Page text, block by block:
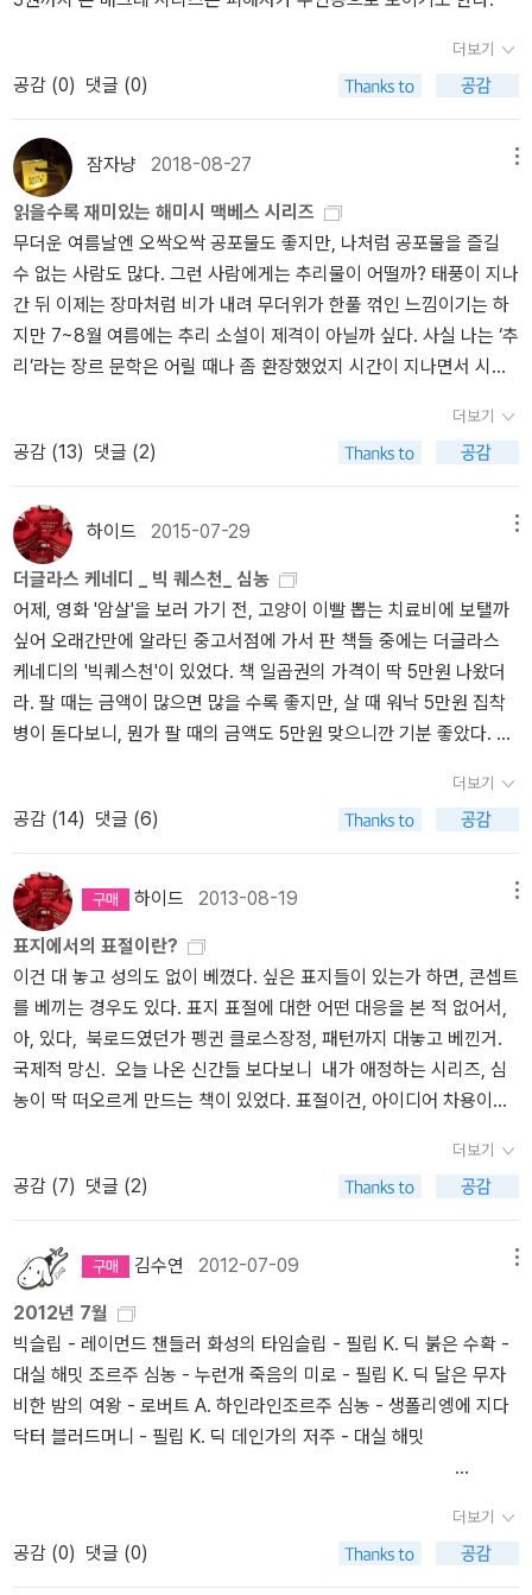
곳곳을 차지하고 있는 것이 놀랍다. 아무튼 여기서도 영어의 힘이 느
껴진다고 말하면 과장일까. 『누런 개(Le Chien jaune)』는 1931년에
수 있다. Une nuit, Michoux lui dicte une lettre, sans lui dire à qu
n dans une maison inhabitée, à onze heures du soir... Elle écri
t... Une fille de salle !... Vous comprenez ?... Léon Le Guérec n
e s’est pas trompé... Michoux a peur !... Il sent sa vie en dange
r... Il veut supprimer l’ennemi qui rôde... Mais c’est un lâche !...
Il a éprouvé le besoin de me le crier lui-même !... Il se cachera
derrière une porte, dans un corridor, après avoir fait parvenir la
lettre à sa victime en l’attachant par une ficelle au cou du chie
n... Est-ce que Léon se méfiera ?... Est-ce qu’il ne voudra pas
revoir malgré tout son ancienne fiancée ?... Au moment où il fr
appera à la porte, il suffira de tirer à travers la boîte aux lettre
s, de fuir par la ruelle... Et le crime restera d’autant plus un mys
tère que nul ne reconnaîtra la victime !... Mais je vous jure que
je ne vous aurais pas laissé boire... Du moins, je ne crois pa
s... Elle sanglotait. Léon, maladroitement, lui tapotait le genou
pour la calmer. — Je ne pourrai jamais vous remercier, commi
ssaire, criait-elle entre ses sanglots... Ce que vous avez fait
c’est... c’est... je ne trouve pas le mot... c’est tellement merveil
leux !...
로나 이전의 생활비로 모든 걸 해결하면서도 더 나은 환경에서 잘 지
내고 있으니 다행이라고 해야 하나? 시작부터 2/4분기 초입까지는
괜찮았으니 이렇게 여러 방면에서 상황이 나빠지면 결국 모든 비즈니
스가 다시 어려워질 수 밖에 없다. 이미 client들을 통해 이런 저런 소
식을 들어보면 중소상공인들은 다시 큰 어려움을 겪고 있다고 한다.
기실 작년에 구제금융의 힘이 남아있을때 바이든 행정부의 Build Bac
k America가 제대로 실현을 됐었더라면 어땠을까 하는 아쉬움이 있
다. 한국이나 미국이나 수박들이 일을 망치는 건 매한가지인 듯. 어렵
게 다수당을 만들어 준 유권자들은 실망스럽기 그지 없게도 상원의
수박 두 마리가 번번히 개혁의 발목을 잡은 끝에 이미 행정부 2년차
로 들어온 지금 급작스러운 경제위기와 함께 바이든 행정부의 힘은
거의 다 빠진 것 같다. 11월의 총선에서 압도적인 공화당의 지지세가
발을 꽁꽁 묶어두고 이를 다시 2년 후 대선을 위한 포석으로 사용하
급진파가 아니면 목소리를 내지 못하는 꼴이니 희망이 없다. 그저 남
은 10-15년 열심히 아끼고 투자해서 이 무간지옥인지 나선미궁인지
모를 곳을 떠나는 것만이 목표가 되어버린 나의 모습을 생각하니 뭔
가 서글프기도 하고 답답하기도 한 것이 표현이 안 된다. 판형의 크기
나 두께가 딱 옛날 계림사 문고에서 부록으로 받은 셜록 홈즈 모음집
의 낱 권 하나를 떠올리게 한다. 방송작가로도 일한 경력이 있는 작가
가 쓴 수 많은 셜록 홈즈의 팬소설. 최대한 어투와 구성을 원전에 가깝
게 해준 덕분에 읽으면서 어색하게 느껴지는 부분이 없고 약각은 엉
성한 추리까지도 전형적인 홈즈의 소설 그대로의 맛이 있다. 작품도
많고 어떤 건 구할 수 없지만 종종 몇 권씩 주문해서 심심할 때다가 하
나씩 읽으면 좋겠지 싶다. 브람 스토커를 모방한 살인사건에서의 의
외성은 나름 기발했고 완전범죄를 꿈꾸던 사기꾼이 홈즈가 나타났음
에도 대담하게 일을 꾸미다가 탈탈 털리는 Yule-Tide 미스테리도 나
쁘지 않았다. 무엇이 이 괴짜 아재를 젊은 시절부터 영국에 빠져들게
했을까. 젊을 때 영국으로 와서 일을 하며 살다가 다시 미국으로 돌아
갔다가 늙어서 다시 영국으로 이주를 해버린 그가 보고 느낀 영국의
모든 걸 그의 인생에서 시간차를 두고 변한 모습에 대한 추억까지 함
께 읽을 수 있다. 영국이라고 하면 펍, 축구, 홈즈, 여왕, 처칠 같은 것
들이 떠오르는 것이 고작인 나에게는 빌 브라이슨처럼 여행을 많이
하고 많이 보고 걷고 들어본 사람의 삶은 부러움의 대상일 수 밖에 없
다. 늘 책 바깥의 세상을 꿈꾸고 있다고 말하고 다니지만 서재활동을
기준으로 해도 벌써 십 년이 넘도록 그런 점에서 나의 삶은 변한 것이
치가 바뀌어 버리는 듯한 것이 요즘의 일상이라서. *서경식 선생의 방
황은 여전히 진행 중인 듯, 내가 한참 그의 책을 구해 읽던 시기에서
수 년이 지난 지금까지 계속되고 있는 것 같다. 재일조선인이라는, 대
한민국도 아닌 인공도 아닌, 그렇다고 일본인도 아닌, 어디에도 속한
다고 볼 수 없고 '국가'라는 틀 안에 규정되지 못하는 그 모습 그대로
예술과 인문을 이야기한다. *MAUS에서 보여준 작화기법과 스토리
없는 사람들이 모여 세운 국가에서 이것이 다시 되풀이되고 있다는
것이 비극이고 아이러니.*중남미의 친미극우정권에서 자행된 공안정
더보기
공감 (0) 댓글 (0)
잠자냥 2018-08-27
읽을수록 재미있는 해미시 맥베스 시리즈
무더운 여름날엔 오싹오싹 공포물도 좋지만, 나처럼 공포물을 즐길
수 없는 사람도 많다. 그런 사람에게는 추리물이 어떨까? 태풍이 지나
간 뒤 이제는 장마처럼 비가 내려 무더위가 한풀 꺾인 느낌이기는 하
지만 7~8월 여름에는 추리 소설이 제격이 아닐까 싶다. 사실 나는 ‘추
리’라는 장르 문학은 어릴 때나 좀 환장했었지 시간이 지나면서 시들
르주 심농’의 ‘매그레 시리즈’가 나오면서 다시 추리 소설을 읽기 시
작했는데, 그 시리즈가 맨 처음 내세웠던 야심찬 계획과는 달리 중간
에 엎어지는 바람에 추리 소설에 다시 싹텄던 애정도 시들해져버리고
말았다. 매그레 시리즈가 계속 이어졌다면 야금야금 한 권씩 모아서
읽는 재미가 쏠쏠했을 텐데. 아쉽기 짝이 없다. 최근 다시 나오기 시작
한 버전은 왠지 예전 디자인이나 판형에 비해 소장욕구가 떨어진다
(그래서 도서관에서 빌려 읽음).올해, 내 인생 최고의 폭염을 만나, 책
읽기도 시들해질 무렵 뭐 재미있는 거 없나? 하다가 손을 대기 시작한
게 M.C.비턴의 ‘해미시 맥베스 순경 시리즈’이다. 사실 이 시리즈는
알라딘 굿즈 변색 맥주컵 받을 욕심에 장르 소설 검색하다가 흥미가
생긴 책이었다. 시리즈 11권 째인 <잔소리꾼의 죽음>이 이벤트 대상
생각에 도서관에서 이 시리즈 1, 2권에 해당하는 <험담꾼의 죽음>과
<무뢰한의 죽음>을 빌려 읽기 시작했다. 오호라, 재미있는데? 이 시
리즈 하나씩 다 사서 봐야겠다. 일단 이벤트 대상 도서 <잔소리꾼의
죽음>부터 사보자 했는데, 그 사이 왕자의 게임과 어슐러 르 귄 맥주
컵은 품절되고 말았다. 흐흐흑...... -_-; 그럼에도 굿즈 덕택에 이 시
리즈를 발견했다는 것에 의의를 두기로 했다.‘해미시 맥베스 시리
즈’를 읽다 보니 문득 심농의 ‘매그레 반장 시리즈’가 떠올랐다. 두 시
리즈 모두 소장욕을 불러일으키는 일관된 표지 디자인이 마음에 드는
데(물론 매그레 반장은 이제 바뀌었다. 옛날 디자인 돌려다오!), 무엇
보다 표지 디자인과 작고 부담 없는 사이즈가 마음에 든다. 둘 다 가벼
운 크기라 갖고 다니기에 좋다. 여행 떠날 때 한 두 권 챙겨가서 읽기
좋다고나 할까? 실제로 예전에 나는 터키로 한 달 가까이 여행을 떠났
지도 않았고 틈틈이 읽기에 좋았다. 얼마나 재미있던지 챙겨갔던 책
‘해미시 시리즈’의 가장 큰 특징이라면 (물론 아직 난 이 시리즈 가운
데 달랑 두 권 읽은 게 전부라 이런 말하는 게 좀 웃기기도 하지만), 모
든 시리즈가 <~~의 죽음>이라는 제목으로 통일되고 있다는 점이다.
내가 읽은 첫 권 <험담꾼의 죽음>과 두 번째 권＜무뢰한의 죽음>을
보자. 제목에서 이미 스포일러(?)를 하고 있다. 험담꾼이든, 무뢰한이
든 죽겠구나 생각하게 된다. 실제로 작품 초반에 아, 이 사람이 죽겠구
나 당연히 예상할 수 있는 인물이 등장한다. <험담꾼의 죽음>은 스코
틀랜드 북부 작은 마을 ‘로흐두’의 여름 낚시 교실에 여덟 명의 참가자
가 모이면서 이야기가 시작된다. 이 가운데 지독한 험담꾼이 하나 있
는데, 그 사람이 곧 죽을 운명임을 독자는 제목에서부터 유추할 수 있
다. 두 번째 권인 <무뢰한의 죽음>은 <험담꾼의 죽음> 이후 약 1년이
더보기
공감 (13) 댓글 (2)
하이드 2015-07-29
더글라스 케네디 _ 빅 퀘스천_ 심농
어제, 영화 '암살'을 보러 가기 전, 고양이 이빨 뽑는 치료비에 보탤까
싶어 오래간만에 알라딘 중고서점에 가서 판 책들 중에는 더글라스
케네디의 '빅퀘스천'이 있었다. 책 일곱권의 가격이 딱 5만원 나왔더
라. 팔 때는 금액이 많으면 많을 수록 좋지만, 살 때 워낙 5만원 집착
병이 돋다보니, 뭔가 팔 때의 금액도 5만원 맞으니깐 기분 좋았다. 기
시 아직까지 나의 책구매/정리 패턴을 모르는 분이 계신다면.. 책은
읽고 바로 파는 편이다.(알라딘 중고서점이여!) 그리고 다시 읽고 싶
어졌을 때 다시 사는 편인데, 막 읽고 싶어 죽겠어서 산 책도 당일 도
착해도 아침맘, 저녁마음 달라서 안 읽고 싸아두는 일이 부지기수인
데, 두번째 산 책들도 마찬가지이다. '차일드44'야 오랜만에 읽는거라
다시 사서, 그래도 역시 사고 한참 있다 지난 주에야 읽었고, '제노사
이드'는 다시 읽고 싶어서 다시 샀는데, 아직 안 읽고 있고, '경관의
피'도 마찬가지. 근데, '13.67' 읽고 다시 읽고 싶어졌으니 '경관의
피'는 조만간 다시 읽을 것 같다. 이렇게 시대성 드러나는 잘 쓴 경찰
소설이 희귀함. '13.67'과 '경관의 피'밖에 안 떠오른다. 그러니깐, 이
건 더글라스 케네디의 '빅 퀘스천'과 '심농'의 이야기였지. 더글라스 케
이후로 늘 재미는 있었지만, 늘 맘에 안 찼다.더 좋고, 덜 좋고의 문제
는 있지만, '빅 픽처'만 못했고, '빅 픽처'를 너무 좋아했어서 그 이후로
재미 없어도 계속 사보는 사이클에 들어 버렸는데, '빅 퀘스천' 이 '빅
픽처'만큼 좋다. 그간 읽고 실망했던 더글라스 케네디의 책들이 모두
이 책을 읽기 위한 과정이었던 것 같다는 생각마저 들 정도이다. 더글
라스 케네디의 책을 더 이상 사지 않겠어. 라고 결심하던 즈음에 나온
신간에 마음이 흔들릴때즈음 ( 책에 맘이 흔들리는건 무죄...응?) 지
금의 자리로 옮기기 전 센트럴시티 반디앤루니스에서 이 책을 훑어보
다 심농 이야기를 발견하고 바로 주문했다. 딱딱한 싱글베드에 누워
두 가지 신문을 샅샅이 읽고 나서 브랜디를 두 잔 마셨다. 그다음, 조
르주 심농의 소설 <뉴욕의 매그레를 꺼냈다. 조르주 심농은 86세에
세상을 떠나기 전까지 2백여 편의 소설을쓴벨기에 출신 작가이다. 그
고, 확인할 길은 없지만 약 1만 명의 여자들과 잠자리를 가진 바람둥
더보기
공감 (14) 댓글 (6)
하이드 2013-08-19
표지에서의 표절이란?
이건 대 놓고 성의도 없이 베꼈다. 싶은 표지들이 있는가 하면, 콘셉트
를 베끼는 경우도 있다. 표지 표절에 대한 어떤 대응을 본 적 없어서,
아, 있다, 북로드였던가 펭귄 클로스장정, 패턴까지 대놓고 베낀거.
국제적 망신. 오늘 나온 신간들 보다보니 내가 애정하는 시리즈, 심
농이 딱 떠오르게 만드는 책이 있었다. 표절이건, 아이디어 차용이건,
심농 시리즈 표지 정말 레
전드다. 다시 봐도, 내가 가장 좋아하는 표지로 망설임 없이 꼽을 수
있을 것 같다. 시리즈가 다 안 나오게 된 것이 안타까울 뿐이다. 그리
고 이 표지.
더보기
공감 (7) 댓글 (2)
김수연 2012-07-09
2012년 7월
빅슬립 - 레이먼드 챈들러 화성의 타임슬립 - 필립 K. 딕 붉은 수확 -
대실 해밋 조르주 심농 - 누런개 죽음의 미로 - 필립 K. 딕 달은 무자
비한 밤의 여왕 - 로버트 A. 하인라인조르주 심농 - 생폴리엥에 지다
닥터 블러드머니 - 필립 K. 딕 데인가의 저주 - 대실 해밋
더보기
공감 (0) 댓글 (0)